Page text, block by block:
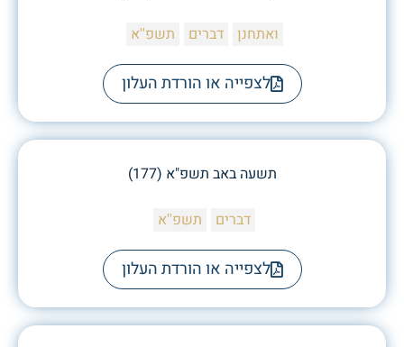
ואתחנן דברים תשפ''א
לצפייה או הורדת העלון
תשעה באב תשפ"א (177)
דברים תשפ''א
לצפייה או הורדת העלון